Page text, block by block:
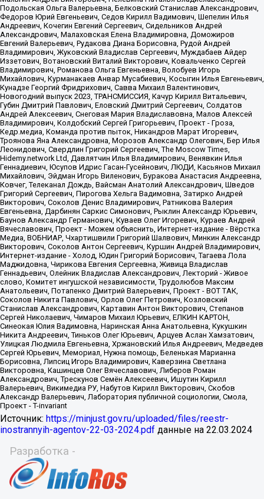
Источник: https://minjust.gov.ru/uploaded/files/reestr-
inostrannyih-agentov-22-03-2024.pdf данные на 22.03.2024
Разработка -